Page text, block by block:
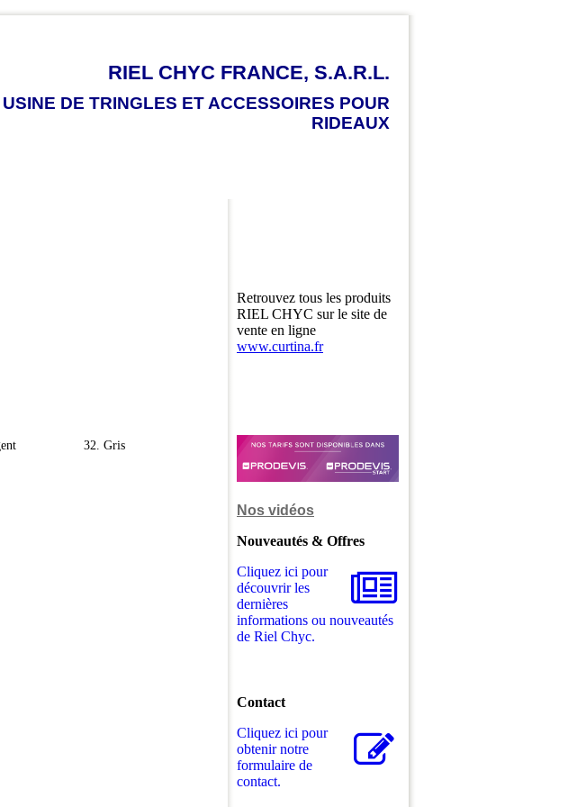
RIEL CHYC FRANCE, S.A.R.L.
USINE DE TRINGLES ET ACCESSOIRES POUR
RIDEAUX
32. Gris
Retrouvez tous les produits
RIEL CHYC sur le site de
vente en ligne
www.curtina.fr
Nos vidéos
Nouveautés & Offres
Cliquez ici pour
découvrir les
dernières
informations ou nouveautés
de Riel Chyc.
Contact
Cliquez ici pour
obtenir notre
formulaire de
contact.